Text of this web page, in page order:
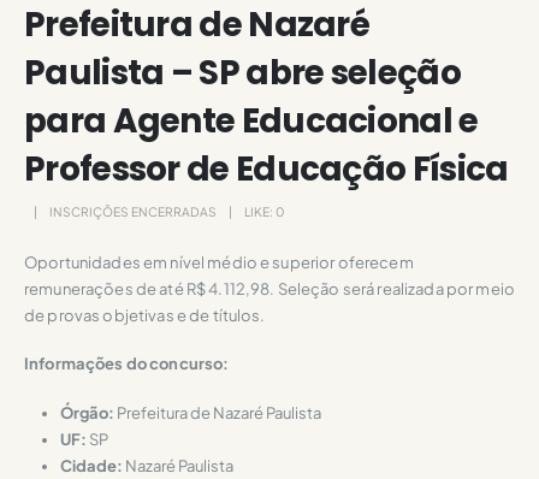
Prefeitura de Nazaré
Paulista – SP abre seleção
para Agente Educacional e
Professor de Educação Física
INSCRIÇÕES ENCERRADAS LIKE: 0
Oportunidades em nível médio e superior oferecem
remunerações de até R$ 4.112,98. Seleção será realizada por meio
de provas objetivas e de títulos.
Informações do concurso:
Órgão: Prefeitura de Nazaré Paulista
UF: SP
Cidade: Nazaré Paulista